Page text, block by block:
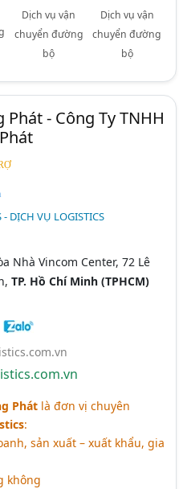
Dịch vụ vận
chuyển đường
bộ
Dịch vụ vận
chuyển đường
bộ
- Công Ty TNHH
- DỊCH VỤ LOGISTICS
Nhà Vincom Center, 72 Lê
TP. Hồ Chí Minh (TPHCM)
Phát là đơn vị chuyên
:
sản xuất – xuất khẩu, gia
không